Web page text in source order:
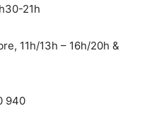
21h
11h/13h – 16h/20h &
940